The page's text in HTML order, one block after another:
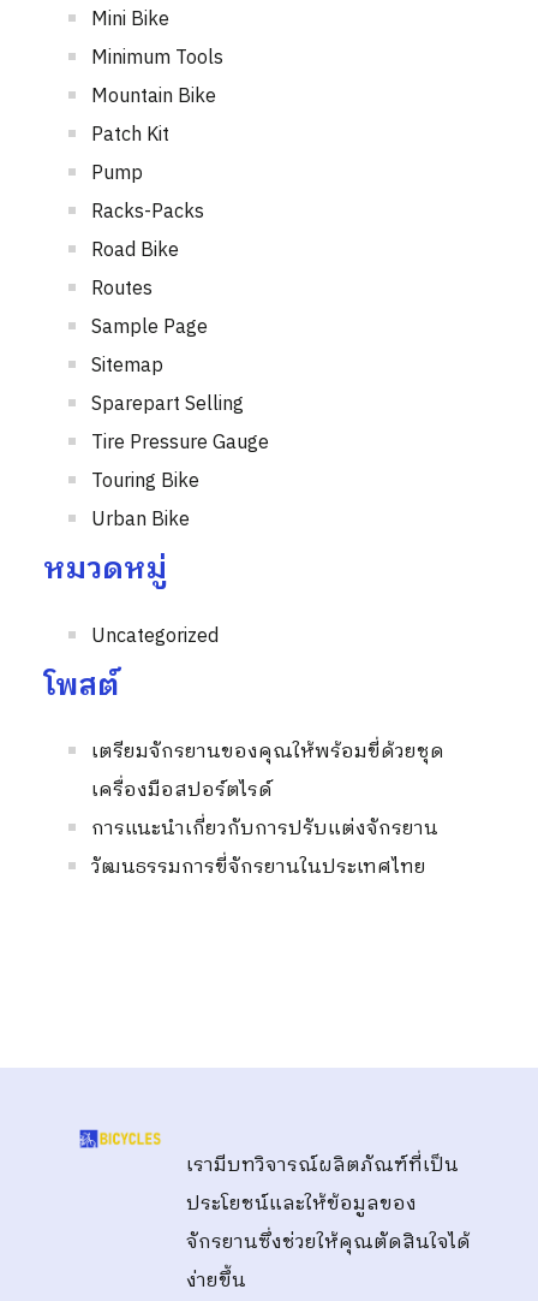
Mini Bike
Minimum Tools
Mountain Bike
Patch Kit
Pump
Racks-Packs
Road Bike
Routes
Sample Page
Sitemap
Sparepart Selling
Tire Pressure Gauge
Touring Bike
Urban Bike
หมวดหมู่
Uncategorized
โพสต์
เตรียมจักรยานของคุณให้พร้อมขี่ด้วยชุด
เครื่องมือสปอร์ตไรด์
การแนะนำเกี่ยวกับการปรับแต่งจักรยาน
วัฒนธรรมการขี่จักรยานในประเทศไทย
เรามีบทวิจารณ์ผลิตภัณฑ์ที่เป็น
ประโยชน์และให้ข้อมูลของ
จักรยานซึ่งช่วยให้คุณตัดสินใจได้
ง่ายขึ้น